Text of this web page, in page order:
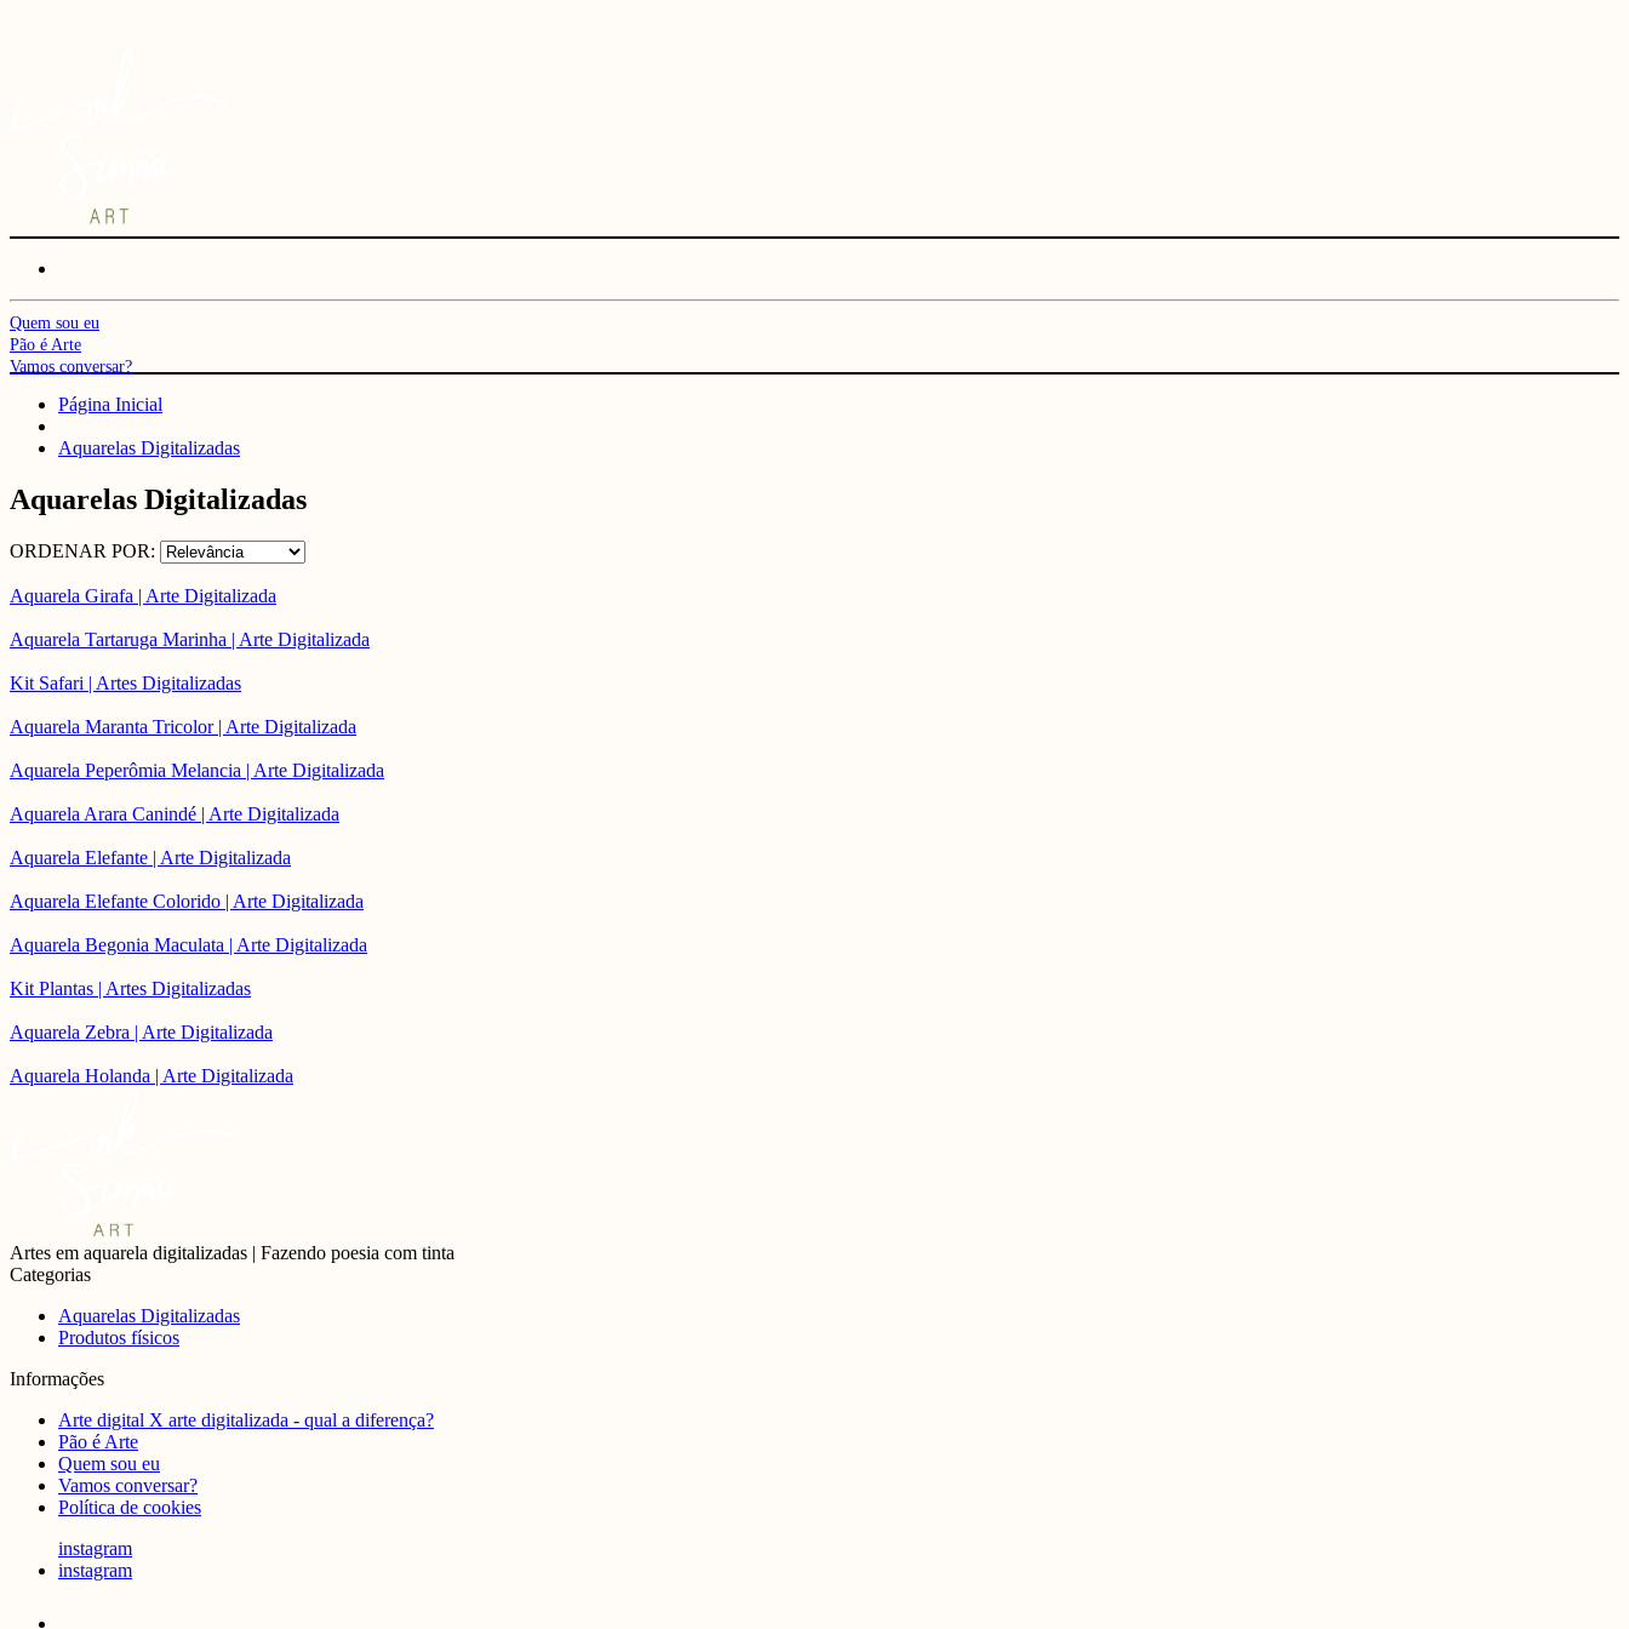
Quem sou eu
Pão é Arte
Vamos conversar?
Página Inicial
Aquarelas Digitalizadas
Aquarelas Digitalizadas
ORDENAR POR:
Aquarela Girafa | Arte Digitalizada
Aquarela Tartaruga Marinha | Arte Digitalizada
Kit Safari | Artes Digitalizadas
Aquarela Maranta Tricolor | Arte Digitalizada
Aquarela Peperômia Melancia | Arte Digitalizada
Aquarela Arara Canindé | Arte Digitalizada
Aquarela Elefante | Arte Digitalizada
Aquarela Elefante Colorido | Arte Digitalizada
Aquarela Begonia Maculata | Arte Digitalizada
Kit Plantas | Artes Digitalizadas
Aquarela Zebra | Arte Digitalizada
Aquarela Holanda | Arte Digitalizada
Artes em aquarela digitalizadas | Fazendo poesia com tinta
Categorias
Aquarelas Digitalizadas
Produtos físicos
Informações
Arte digital X arte digitalizada - qual a diferença?
Pão é Arte
Quem sou eu
Vamos conversar?
Política de cookies
instagram
instagram